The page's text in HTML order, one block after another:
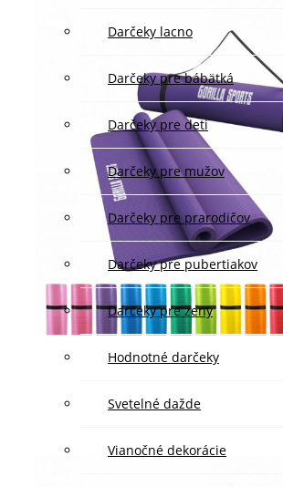
Darčeky lacno
Darčeky pre bábätká
Darčeky pre deti
Darčeky pre mužov
Darčeky pre prarodičov
Darčeky pre pubertiakov
Darčeky pre ženy
Hodnotné darčeky
Svetelné dažde
Vianočné dekorácie